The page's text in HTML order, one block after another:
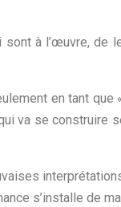
à l’œuvre, de
en tant que
va se construire
s’installe de